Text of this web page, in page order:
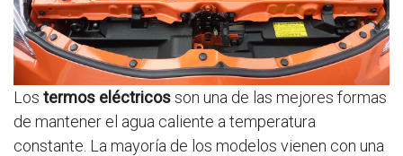
Los termos eléctricosson una de las mejores formas
de mantener el agua caliente a temperatura
constante. La mayoría de los modelos vienen con una